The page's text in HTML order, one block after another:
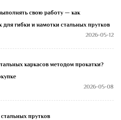
свою работу — как
для гибки и намотки стальных прутков
2026-05-12
каркасов методом прокатки?
2026-05-08
прутков